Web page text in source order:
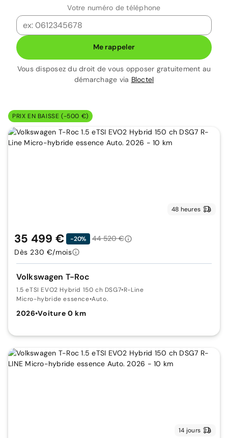
Votre numéro de téléphone
Me rappeler
Vous disposez du droit de vous opposer gratuitement au
démarchage via Bloctel
PRIX EN BAISSE (-500 €)
48 heures
Volkswagen T-Roc
1.5 eTSI EVO2 Hybrid 150 ch DSG7•R-Line
Micro-hybride essence•Auto.
2026•Voiture 0 km
35 499 € -20%
44 520 €
Dès 230 €/mois
14 jours